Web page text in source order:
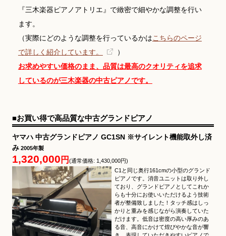
『三木楽器ピアノアトリエ』で緻密で細やかな調整を行い
ます。
（実際にどのような調整を行っているかはこちらのページ
で詳しく紹介しています。
）
お求めやすい価格のまま、品質は最高のクオリティを追求
しているのが三木楽器の中古ピアノです。
■お買い得で高品質な中古グランドピアノ
ヤマハ 中古グランドピアノ GC1SN ※サイレント機能取外し済
み2005年製
1,320,000 円 (通常価格: 1,430,000円)
C1と同じ奥行161cmの小型のグランド
ピアノです。消音ユニットは取り外し
ており、グランドピアノとしてこれか
らも十分にお使いいただけるよう技術
者が整備致しました！タッチ感はしっ
かりと重みを感じながら演奏していた
だけます。低音は密度の高い厚みのあ
る音、高音にかけて煌びやかな音が響